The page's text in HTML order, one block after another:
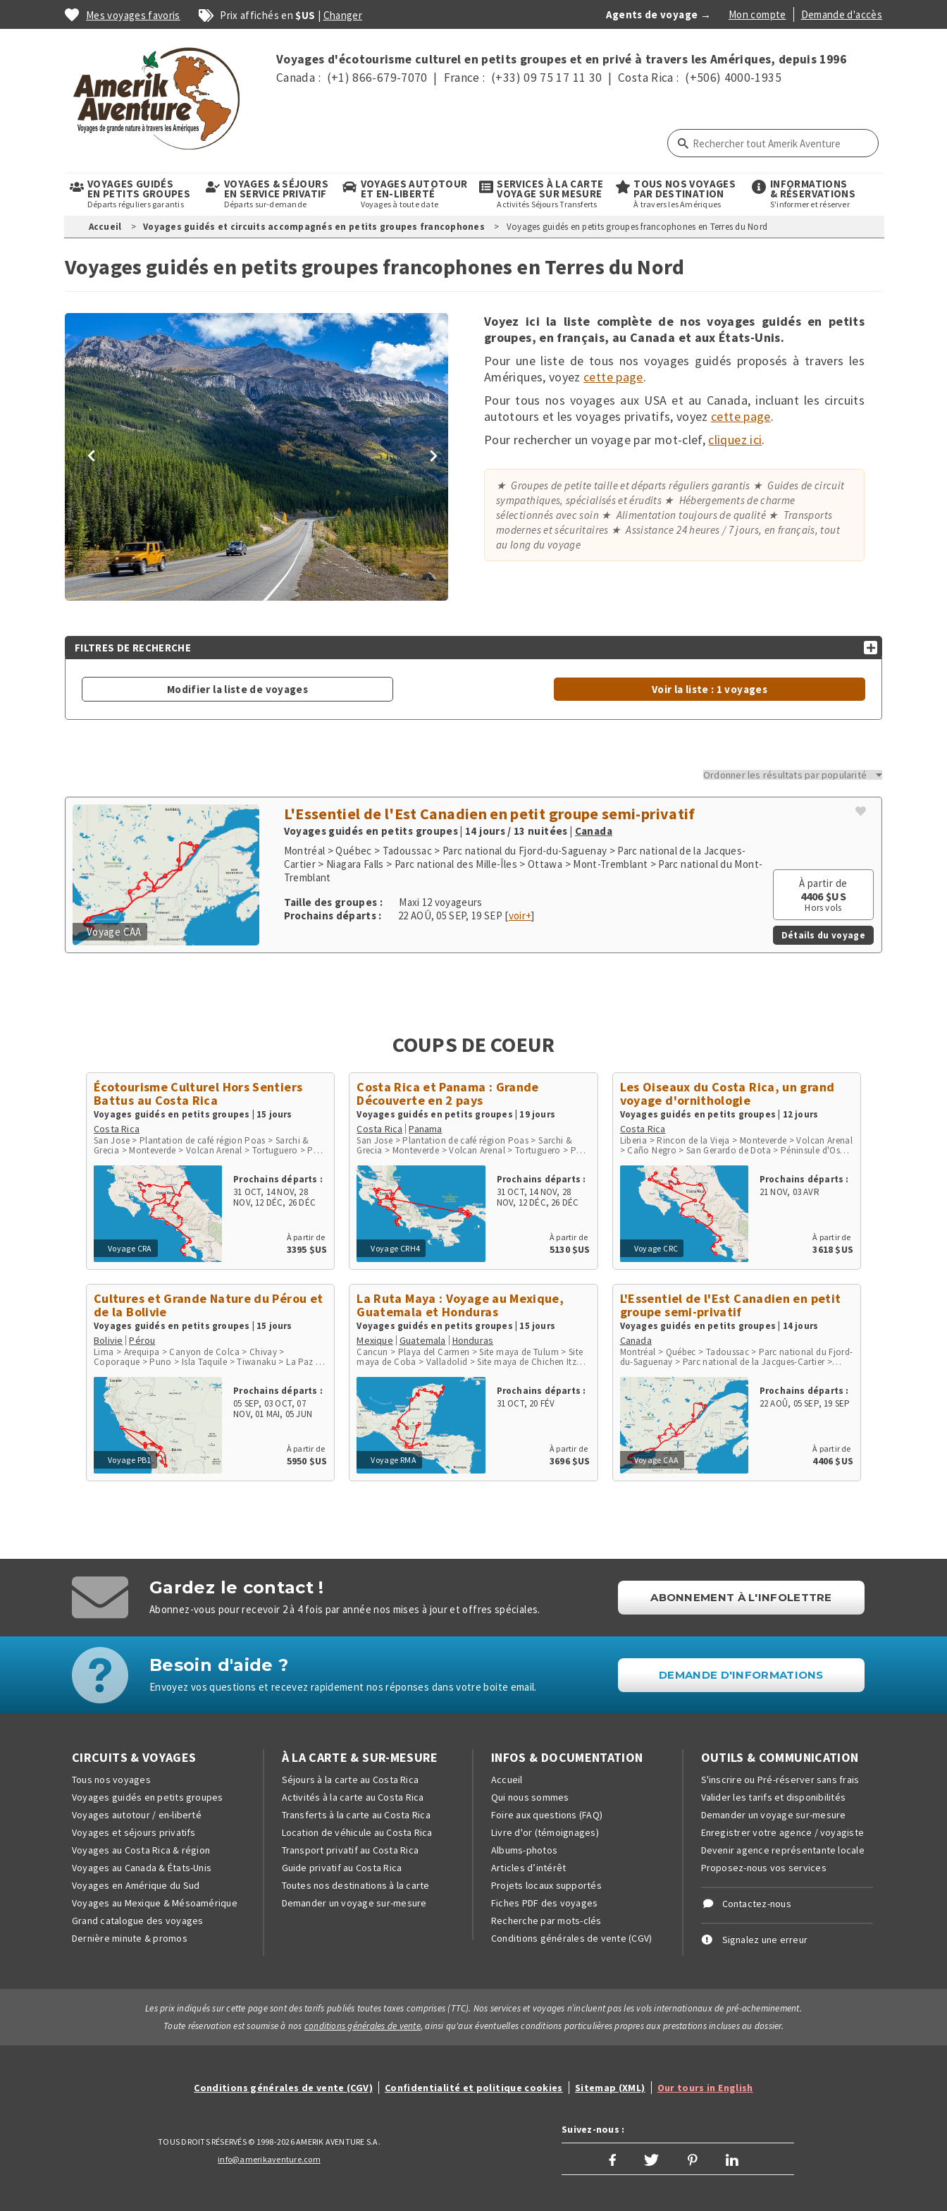
contenu
Mes voyages favoris Prix affichés en$US | Changer Agents de voyage →
Menu
Mon compte Demande d'accès
Voyages d'écotourisme culturel en petits groupes et en privé à travers les Amériques, depuis 1996
Canada : (+1) 866-679-7070 | France : (+33) 09 75 17 11 30 | Costa Rica : (+506) 4000-1935
VOYAGES GUIDÉS
EN PETITS GROUPES
Départs réguliers garantis
VOYAGES & SÉJOURS
EN SERVICE PRIVATIF
Départs sur-demande
VOYAGES AUTOTOUR
ET EN-LIBERTÉ
Voyages à toute date
SERVICES À LA CARTE
VOYAGE SUR MESURE
Activités Séjours Transferts
TOUS NOS VOYAGES
PAR DESTINATION
À travers les Amériques
INFORMATIONS
& RÉSERVATIONS
S'informer et réserver
Accueil Voyages guidés et circuits accompagnés en petits groupes francophones Voyages guidés en petits groupes francophones en Terres du Nord
Voyages guidés en petits groupes francophones en Terres du Nord
Voyez ici la liste complète de nos voyages guidés en petits
groupes, en français, au Canada et aux États-Unis.
Pour une liste de tous nos voyages guidés proposés à travers les
Amériques, voyez cette page.
Pour tous nos voyages aux USA et au Canada, incluant les circuits
autotours et les voyages privatifs, voyez cette page.
Pour rechercher un voyage par mot-clef, cliquez ici.
Groupes de petite taille et départs réguliers garantis
Guides de circuit
sympathiques, spécialisés et érudits
Hébergements de charme
sélectionnés avec soin
Alimentation toujours de qualité
Transports
modernes et sécuritaires
Assistance 24 heures / 7 jours, en français, tout
au long du voyage
FILTRES DE RECHERCHE
Modifier la liste de voyages Voir la liste : 1 voyages
Voyage CAA
L'Essentiel de l'Est Canadien en petit groupe semi-privatif
Voyages guidés en petits groupes | 14 jours / 13 nuitées| Canada
Montréal > Québec > Tadoussac > Parc national du Fjord-du-Saguenay > Parc national de la Jacques-
Cartier > Niagara Falls > Parc national des Mille-Îles > Ottawa > Mont-Tremblant > Parc national du Mont-
Tremblant
Taille des groupes :
Maxi 12 voyageurs
Prochains départs :
22 AOÛ,05 SEP, 19 SEP [voir+]
À partir de
4406 $US
Hors vols
Détails du voyage
COUPS DE COEUR
Écotourisme Culturel Hors Sentiers
Battus au Costa Rica
Voyages guidés en petits groupes | 15 jours
Costa Rica
San Jose > Plantation de café région Poas > Sarchi &
Grecia > Monteverde > Volcan Arenal > Tortuguero > Parc
> Parc de Corcovado > Parc de Manuel Antonio > Playa
Herradura & Punta Leona > Rio Tarcoles & Carara
Voyage CRA
Prochains départs :
31 OCT, 14 NOV, 28
NOV, 12 DÉC, 26 DÉC
À partir de
3395 $US
Costa Rica et Panama : Grande
Découverte en 2 pays
Voyages guidés en petits groupes | 19 jours
Costa Rica Panama
San Jose > Plantation de café région Poas > Sarchi &
Grecia > Monteverde > Volcan Arenal > Tortuguero > Parc
> Parc de Corcovado > Parc de Manuel Antonio > Playa
Herradura & Punta Leona > Rio Tarcoles & Carara >
Aéroport et ville de Panama > Communauté indigène
Embera > Parc National Chagres > Fort San Lorenzo
Voyage CRH4
Prochains départs :
31 OCT, 14 NOV, 28
NOV, 12 DÉC, 26 DÉC
À partir de
5130 $US
Les Oiseaux du Costa Rica, un grand
voyage d'ornithologie
Voyages guidés en petits groupes | 12 jours
Costa Rica
Liberia > Rincon de la Vieja > Monteverde > Volcan Arenal
> Caño Negro > San Gerardo de Dota > Péninsule d'Osa >
Playa Herradura & Punta Leona > Rio Tarcoles & Carara
> San Jose
Voyage CRC
Prochains départs :
21 NOV, 03 AVR
À partir de
3618 $US
Cultures et Grande Nature du Pérou et
de la Bolivie
Voyages guidés en petits groupes | 15 jours
Bolivie Pérou
Lima > Arequipa > Canyon de Colca > Chivay >
Coporaque > Puno > Isla Taquile > Tiwanaku > La Paz >
> Canyon de Palca > Cusco > Chinchero > Moray >
Salines de Maras > Ollantaytambo > Aguas Calientes,
Machu Picchu Pueblo > Site Inka Machu Picchu > Lares
Voyage PB1
Prochains départs :
05 SEP, 03 OCT,07
NOV,01 MAI, 05 JUN
À partir de
5950 $US
La Ruta Maya : Voyage au Mexique,
Guatemala et Honduras
Voyages guidés en petits groupes | 15 jours
Mexique Guatemala Honduras
Cancun > Playa del Carmen > Site maya de Tulum > Site
maya de Coba > Valladolid > Site maya de Chichen Itza >
Palenque > Ville de Palenque > Site maya de Yaxchilan >
Site maya de Bonampak > San Cristobal de las Casas >
San Juan de Chamula > Chichicastenango > Panajachel
> Lac Atitlan > San Juan la Laguna > Antigua >
Guatemala City > Flores > Site maya de Tikal > Site maya
de Copan
Voyage RMA
Prochains départs :
31 OCT, 20 FÉV
À partir de
3696 $US
L'Essentiel de l'Est Canadien en petit
groupe semi-privatif
Voyages guidés en petits groupes | 14 jours
Canada
Montréal > Québec > Tadoussac > Parc national du Fjord-
du-Saguenay > Parc national de la Jacques-Cartier >
Mont-Tremblant > Parc national du Mont-Tremblant
Voyage CAA
Prochains départs :
22 AOÛ, 05 SEP, 19 SEP
À partir de
4406 $US
Gardez le contact !
Abonnez-vous pour recevoir 2 à 4 fois par année nos mises à jour et offres spéciales.
ABONNEMENT À L'INFOLETTRE
Besoin d'aide ?
Envoyez vos questions et recevez rapidement nos réponses dans votre boite email.
DEMANDE D'INFORMATIONS
CIRCUITS & VOYAGES
Tous nos voyages
Voyages guidés en petits groupes
Voyages autotour / en-liberté
Voyages et séjours privatifs
Voyages au Costa Rica & région
Voyages au Canada & États-Unis
Voyages en Amérique du Sud
Voyages au Mexique & Mésoamérique
Grand catalogue des voyages
Dernière minute & promos
À LA CARTE & SUR-MESURE
Séjours à la carte au Costa Rica
Activités à la carte au Costa Rica
Transferts à la carte au Costa Rica
Location de véhicule au Costa Rica
Transport privatif au Costa Rica
Guide privatif au Costa Rica
Toutes nos destinations à la carte
Demander un voyage sur-mesure
INFOS & DOCUMENTATION
Accueil
Qui nous sommes
Foire aux questions (FAQ)
Livre d'or (témoignages)
Albums-photos
Articles d’intérêt
Projets locaux supportés
Fiches PDF des voyages
Recherche par mots-clés
Conditions générales de vente (CGV)
OUTILS & COMMUNICATION
S'inscrire ou Pré-réserver sans frais
Valider les tarifs et disponibilités
Demander un voyage sur-mesure
Enregistrer votre agence / voyagiste
Devenir agence représentante locale
Proposez-nous vos services
Contactez-nous
Signalez une erreur
Les prix indiqués sur cette page sont des tarifs publiés toutes taxes comprises (TTC). Nos services et voyages n’incluent pas les vols internationaux de pré-acheminement.
Toute réservation est soumise à nos conditions générales de vente, ainsi qu'aux éventuelles conditions particulières propres aux prestations incluses au dossier.
Conditions générales de vente (CGV) Confidentialité et politique cookies Sitemap (XML) Our tours in English
TOUS DROITS RÉSERVÉS © 1998-2026 AMERIK AVENTURE S.A.
info@amerikaventure.com
Suivez-nous :